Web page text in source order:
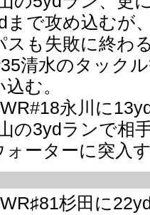
まで攻め込むが
スも失敗に終わ
清水のタック
む。
永川に
の3ydランで相
ォーターに突入
杉田に